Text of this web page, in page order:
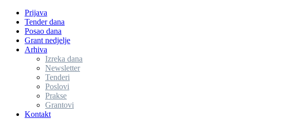
Prijava
Tender dana
Posao dana
Grant nedjelje
Arhiva
Izreka dana
Newsletter
Tenderi
Poslovi
Prakse
Grantovi
Kontakt